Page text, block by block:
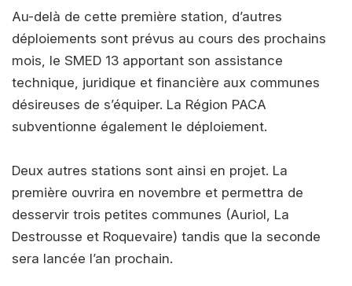
Au-delà de cette première station, d’autres
déploiements sont prévus au cours des prochains
mois, le SMED 13 apportant son assistance
technique, juridique et financière aux communes
désireuses de s’équiper. La Région PACA
subventionne également le déploiement.
Deux autres stations sont ainsi en projet. La
première ouvrira en novembre et permettra de
desservir trois petites communes (Auriol, La
Destrousse et Roquevaire) tandis que la seconde
sera lancée l’an prochain.